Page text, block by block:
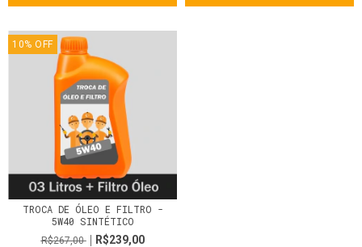
10% OFF
TROCA DE ÓLEO E FILTRO -
5W40 SINTÉTICO
R$267,00 R$239,00